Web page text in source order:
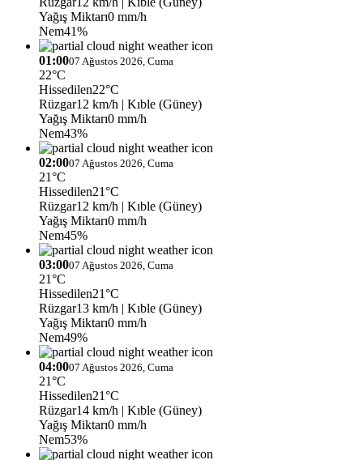
Yağış Miktarı0 mm/h
Nem41%
01:0007 Ağustos 2026, Cuma
22°C
Hissedilen22°C
Rüzgar12 km/h | Kıble (Güney)
Yağış Miktarı0 mm/h
Nem43%
02:0007 Ağustos 2026, Cuma
21°C
Hissedilen21°C
Rüzgar12 km/h | Kıble (Güney)
Yağış Miktarı0 mm/h
Nem45%
03:0007 Ağustos 2026, Cuma
21°C
Hissedilen21°C
Rüzgar13 km/h | Kıble (Güney)
Yağış Miktarı0 mm/h
Nem49%
04:0007 Ağustos 2026, Cuma
21°C
Hissedilen21°C
Rüzgar14 km/h | Kıble (Güney)
Yağış Miktarı0 mm/h
Nem53%